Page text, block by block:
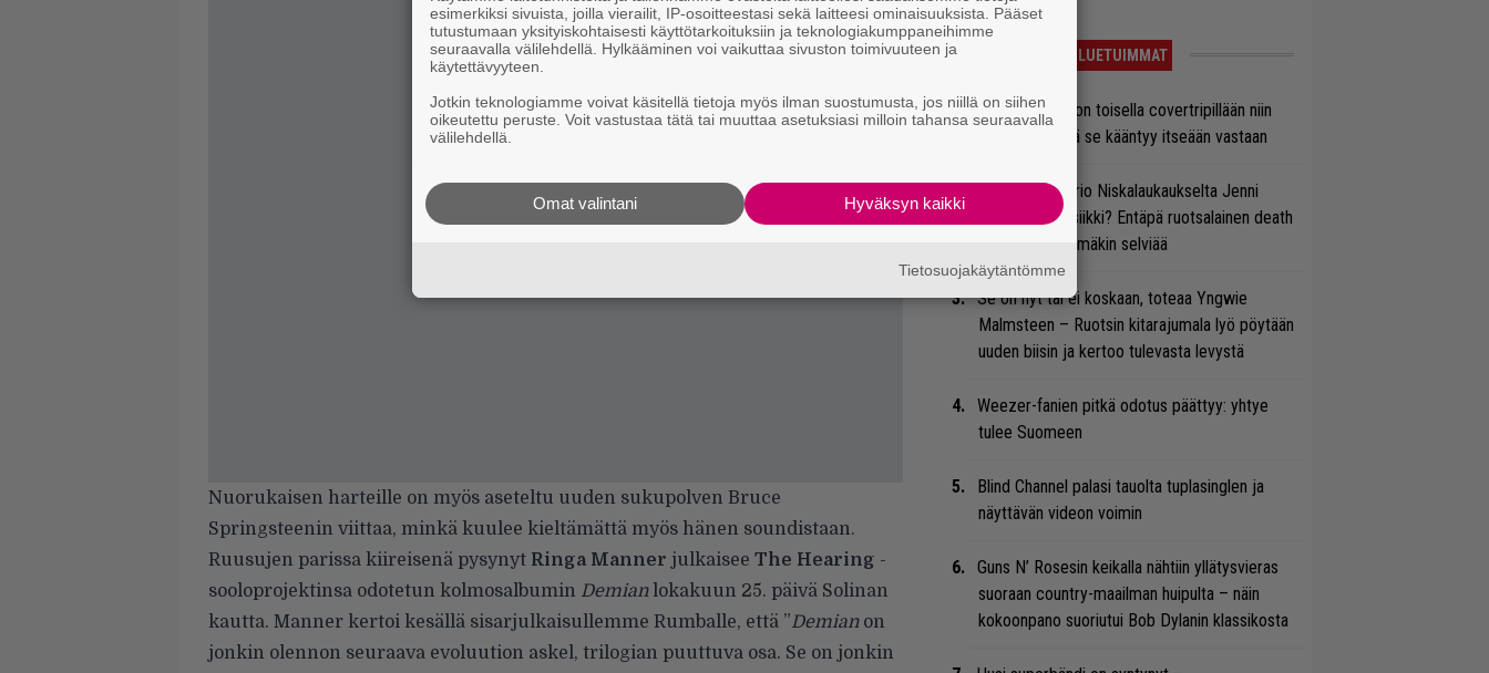
Nuorukaisen harteille on myös aseteltu uuden sukupolven Bruce
Springsteenin viittaa, minkä kuulee kieltämättä myös hänen soundistaan.
Ruusujen parissa kiireisenä pysynyt Ringa Manner julkaisee The Hearing -
sooloprojektinsa odotetun kolmosalbumin Demian lokakuun 25. päivä Solinan
kautta. Manner kertoi kesällä sisarjulkaisullemme Rumballe, että ”Demian on
jonkin olennon seuraava evoluution askel, trilogian puuttuva osa. Se on jonkin
LUETUIMMAT
Arvio: Saimaa on toisella covertripillään niin
suvereeni, että se kääntyy itseään vastaan
Miten taipuu Trio Niskalaukaukselta Jenni
Vartiaisen musiikki? Entäpä ruotsalainen death
metal? Pian tämäkin selviää
Se on nyt tai ei koskaan, toteaa Yngwie
Malmsteen – Ruotsin kitarajumala lyö pöytään
uuden biisin ja kertoo tulevasta levystä
Weezer-fanien pitkä odotus päättyy: yhtye
tulee Suomeen
Blind Channel palasi tauolta tuplasinglen ja
näyttävän videon voimin
Guns N’ Rosesin keikalla nähtiin yllätysvieras
suoraan country-maailman huipulta – näin
kokoonpano suoriutui Bob Dylanin klassikosta
esimerkiksi sivuista, joilla vierailit, IP-osoitteestasi sekä laitteesi ominaisuuksista. Pääset
tutustumaan yksityiskohtaisesti käyttötarkoituksiin ja teknologiakumppaneihimme
seuraavalla välilehdellä. Hylkääminen voi vaikuttaa sivuston toimivuuteen ja
käytettävyyteen.
Jotkin teknologiamme voivat käsitellä tietoja myös ilman suostumusta, jos niillä on siihen
oikeutettu peruste. Voit vastustaa tätä tai muuttaa asetuksiasi milloin tahansa seuraavalla
välilehdellä.
Hyväksyn kaikki
Omat valintani
Tietosuojakäytäntömme